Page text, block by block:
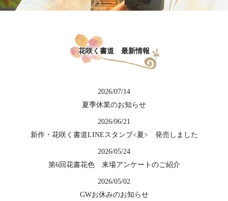
花咲く書道 最新情報
2026/07/14
夏季休業のお知らせ
2026/06/21
新作・花咲く書道LINEスタンプ<夏> 発売しました
2026/05/24
第6回花書花色 来場アンケートのご紹介
2026/05/02
GWお休みのお知らせ